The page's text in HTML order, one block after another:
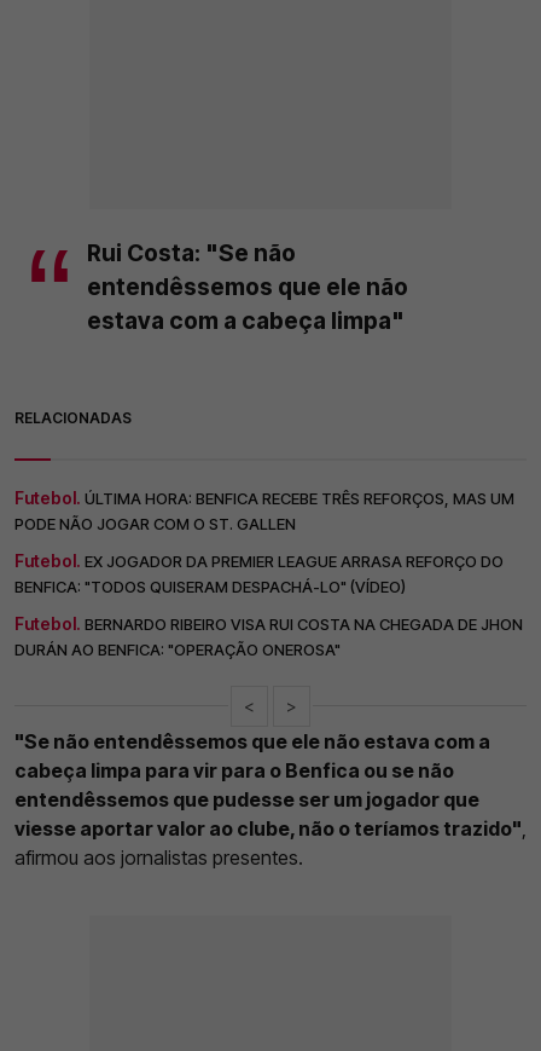
Rui Costa: "Se não
entendêssemos que ele não
estava com a cabeça limpa"
RELACIONADAS
Futebol. ÚLTIMA HORA: BENFICA RECEBE TRÊS REFORÇOS, MAS UM
PODE NÃO JOGAR COM O ST. GALLEN
Futebol. EX JOGADOR DA PREMIER LEAGUE ARRASA REFORÇO DO
BENFICA: "TODOS QUISERAM DESPACHÁ-LO" (VÍDEO)
Futebol. BERNARDO RIBEIRO VISA RUI COSTA NA CHEGADA DE JHON
DURÁN AO BENFICA: "OPERAÇÃO ONEROSA"
< >
"Se não entendêssemos que ele não estava com a
cabeça limpa para vir para o Benfica ou se não
entendêssemos que pudesse ser um jogador que
viesse aportar valor ao clube, não o teríamos trazido"
afirmou aos jornalistas presentes.